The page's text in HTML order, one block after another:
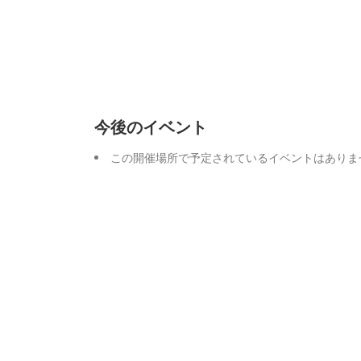
今後のイベント
この開催場所で予定されているイベントはあり